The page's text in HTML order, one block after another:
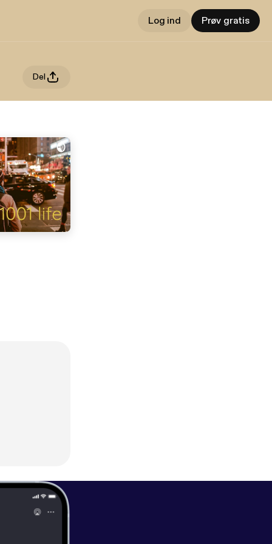
Log ind Prøv gratis
Del